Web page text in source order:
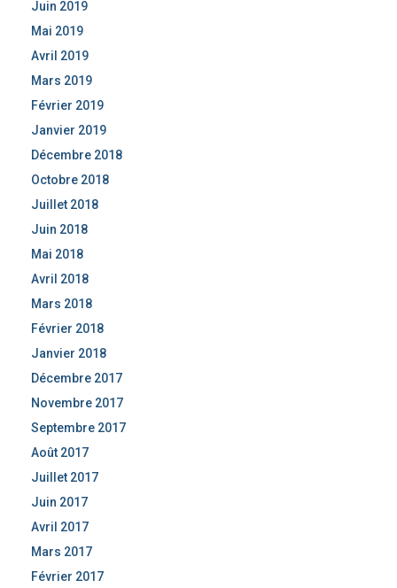
Juin 2019
Mai 2019
Avril 2019
Mars 2019
Février 2019
Janvier 2019
Décembre 2018
Octobre 2018
Juillet 2018
Juin 2018
Mai 2018
Avril 2018
Mars 2018
Février 2018
Janvier 2018
Décembre 2017
Novembre 2017
Septembre 2017
Août 2017
Juillet 2017
Juin 2017
Avril 2017
Mars 2017
Février 2017